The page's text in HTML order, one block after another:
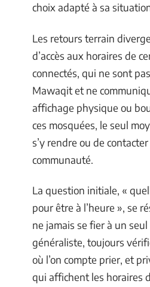
choix adapté à sa
Les retours terrain
d’accès aux horaires de
connectés, qui ne sont
Mawaqit et ne
affichage physique ou
ces mosquées, le seul
s’y rendre ou de
communauté.
La question initiale, «
pour être à l’heure », se
ne jamais se fier à un
généraliste, toujours
où l’on compte prier, et
qui affichent les horaires